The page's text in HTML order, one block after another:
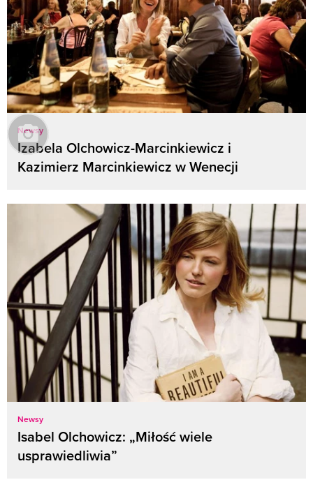
Newsy
Izabela Olchowicz-Marcinkiewicz i
Kazimierz Marcinkiewicz w Wenecji
Newsy
Isabel Olchowicz: „Miłość wiele
usprawiedliwia”